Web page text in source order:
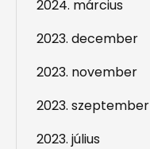
2024. március
2023. december
2023. november
2023. szeptember
2023. július